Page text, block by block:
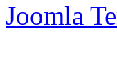
Joomla